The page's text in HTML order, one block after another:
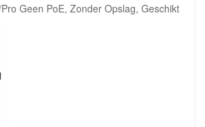
Geen PoE, Zonder Opslag, Geschikt